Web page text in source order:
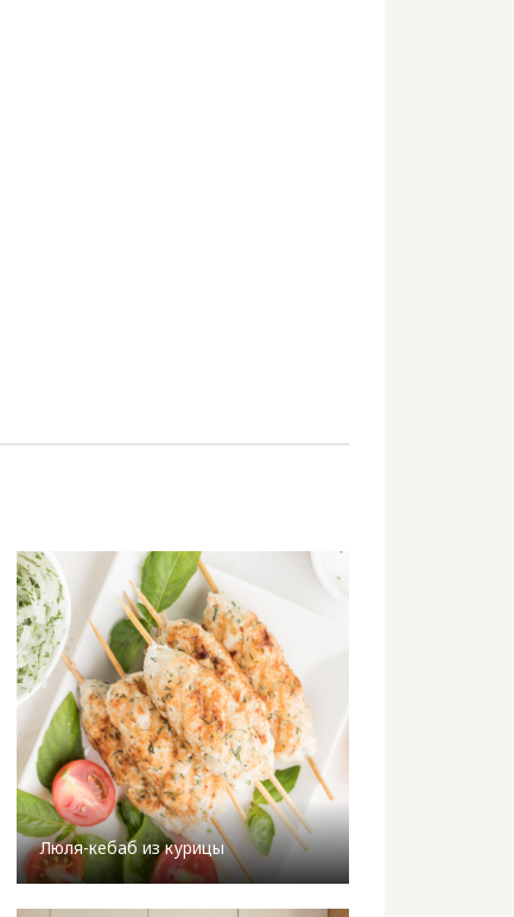
Люля-кебаб из курицы